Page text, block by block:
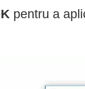
pentru a